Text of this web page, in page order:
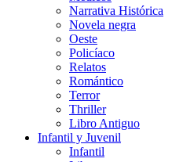
Narrativa Histórica
Novela negra
Oeste
Policíaco
Relatos
Romántico
Terror
Thriller
Libro Antiguo
Infantil y Juvenil
Infantil